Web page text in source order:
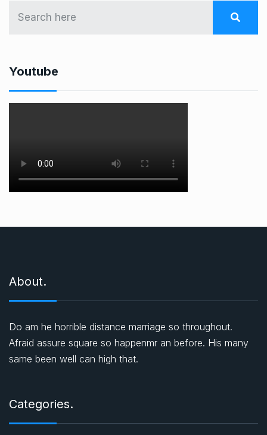
Youtube
About.
Do am he horrible distance marriage so throughout.
Afraid assure square so happenmr an before. His many
same been well can high that.
Categories.